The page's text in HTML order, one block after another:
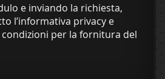
e inviando la richiesta,
l’informativa privacy e
per la fornitura del